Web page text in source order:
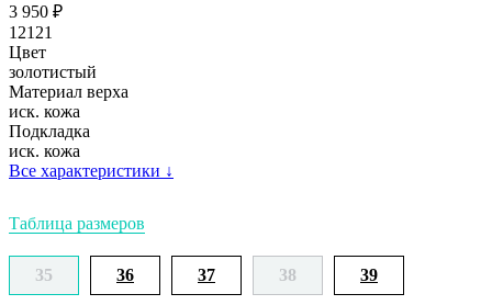
3 950 ₽
12121
Цвет
золотистый
Материал верха
иск. кожа
Подкладка
иск. кожа
Все характеристики ↓
Таблица размеров
35 36 37 38 39